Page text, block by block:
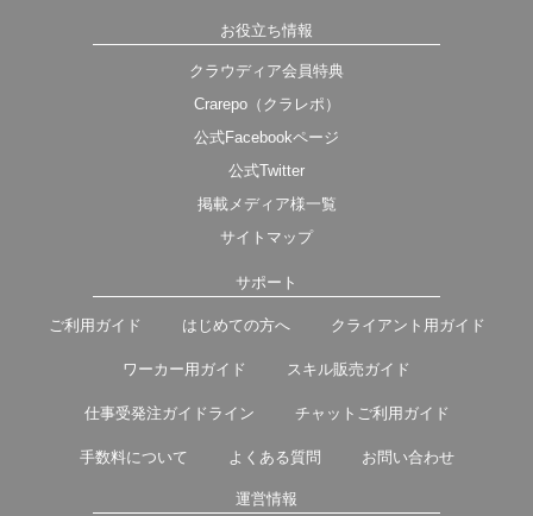
お役立ち情報
クラウディア会員特典
Crarepo（クラレポ）
公式Facebookページ
公式Twitter
掲載メディア様一覧
サイトマップ
サポート
ご利用ガイド はじめての方へ クライアント用ガイド
ワーカー用ガイド スキル販売ガイド
仕事受発注ガイドライン チャットご利用ガイド
手数料について よくある質問 お問い合わせ
運営情報